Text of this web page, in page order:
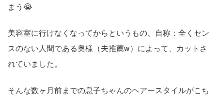
まう😭
美容室に行けなくなってからというもの、自称：全くセン
スのない人間である奥様（夫推薦w）によって、カットさ
れていました。
そんな数ヶ月前までの息子ちゃんのヘアースタイルがこち